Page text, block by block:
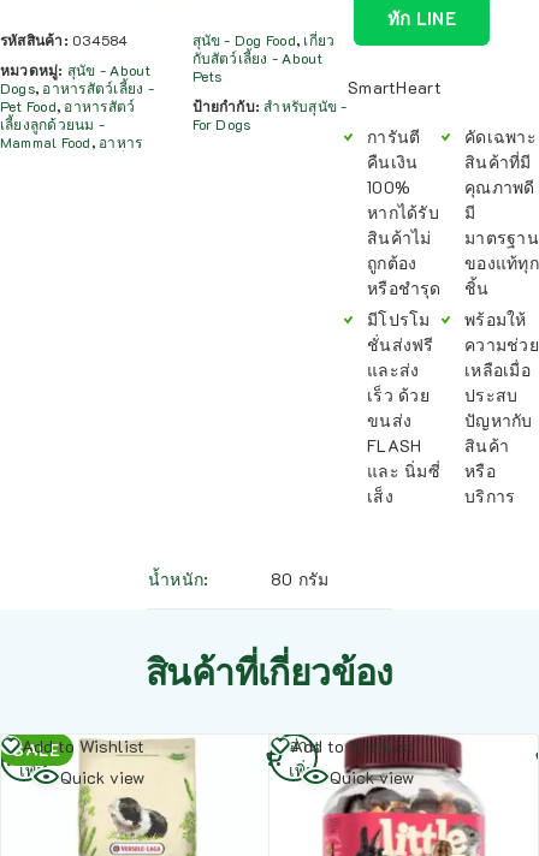
รหัสสินค้า: 034584
หมวดหมู่: สุนัข - About
Dogs, อาหารสัตว์เลี้ยง -
Pet Food, อาหารสัตว์
เลี้ยงลูกด้วยนม -
Mammal Food, อาหาร
สุนัข - Dog Food, เกี่ยว
กับสัตว์เลี้ยง - About
Pets
ป้ายกำกับ:สำหรับสุนัข -
For Dogs
ทัก LINE
SmartHeart
การันตี
คืนเงิน
100%
หากได้รับ
สินค้าไม่
ถูกต้อง
หรือชำรุด
มีโปรโม
ชั่นส่งฟรี
และส่ง
เร็ว ด้วย
ขนส่ง
FLASH
และ นิ่มซี่
เส็ง
คัดเฉพาะ
สินค้าที่มี
คุณภาพดี
มี
มาตรฐาน
ของแท้ทุก
ชิ้น
พร้อมให้
ความช่วย
เหลือเมื่อ
ประสบ
ปัญหากับ
สินค้า
หรือ
บริการ
น้ำหนัก 80 กรัม
สินค้าที่เกี่ยวข้อง
SALE
Add to Wishlist
Quick view
อ่าน
เพิ่ม
Add to Wishlist
Quick view
อ่าน
เพิ่ม